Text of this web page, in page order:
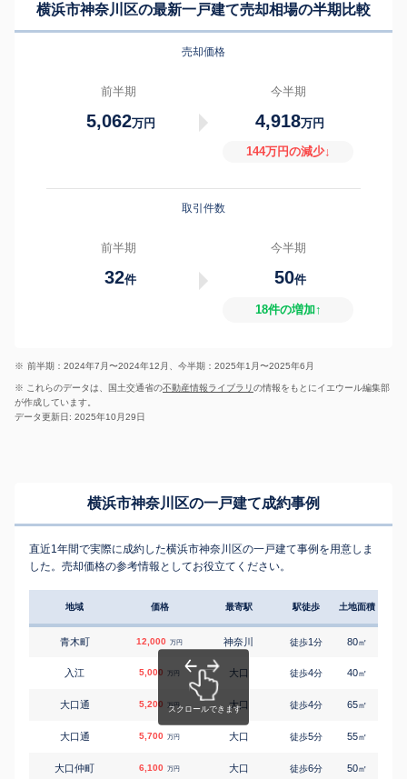
横浜市神奈川区の最新一戸建て売却相場の半期比較
売却価格
前半期
5,062万円
今半期
4,918万円
144万円の減少↓
取引件数
前半期
32件
今半期
50件
18件の増加↑
※ 前半期：2024年7月〜2024年12月、今半期：2025年1月〜2025年6月
※ これらのデータは、国土交通省の不動産情報ライブラリの情報をもとにイエウール編集部
が作成しています。
データ更新日: 2025年10月29日
横浜市神奈川区の一戸建て成約事例
直近1年間で実際に成約した横浜市神奈川区の一戸建て事例を用意しま
した。売却価格の参考情報としてお役立てください。
地域 価格 最寄駅 駅徒歩 土地面積
青木町 12,000 万円 神奈川 徒歩1分 80㎡
入江 5,000 万円 大口 徒歩4分 40㎡
大口通 5,200 万円 大口 徒歩4分 65㎡
大口通 5,700 万円 大口 徒歩5分 55㎡
大口仲町 6,100 万円 大口 徒歩6分 50㎡